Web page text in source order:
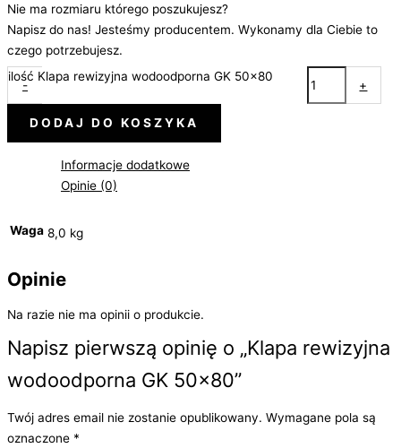
Nie ma rozmiaru którego poszukujesz?
Napisz do nas! Jesteśmy producentem. Wykonamy dla Ciebie to
czego potrzebujesz.
-
ilość Klapa rewizyjna wodoodporna GK 50x80
+
DODAJ DO KOSZYKA
Informacje dodatkowe
Opinie (0)
Waga 8,0 kg
Opinie
Na razie nie ma opinii o produkcie.
Napisz pierwszą opinię o „Klapa rewizyjna
wodoodporna GK 50×80”
Twój adres email nie zostanie opublikowany. Wymagane pola są
oznaczone *